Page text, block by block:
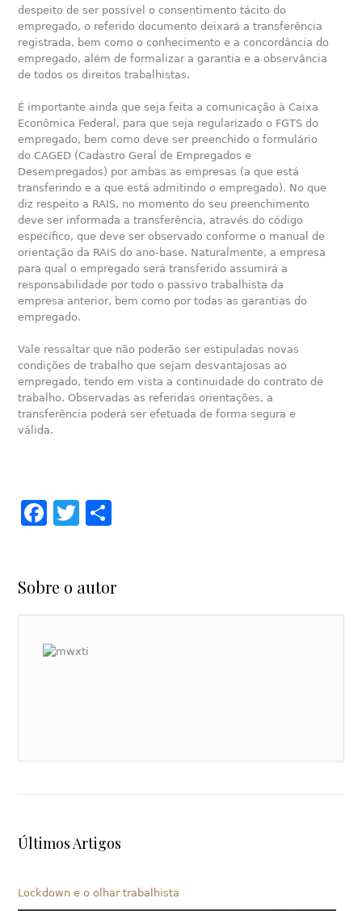
despeito de ser possível o consentimento tácito do
empregado, o referido documento deixará a transferência
registrada, bem como o conhecimento e a concordância do
empregado, além de formalizar a garantia e a observância
de todos os direitos trabalhistas.
É importante ainda que seja feita a comunicação à Caixa
Econômica Federal, para que seja regularizado o FGTS do
empregado, bem como deve ser preenchido o formulário
do CAGED (Cadastro Geral de Empregados e
Desempregados) por ambas as empresas (a que está
transferindo e a que está admitindo o empregado). No que
diz respeito a RAIS, no momento do seu preenchimento
deve ser informada a transferência, através do código
específico, que deve ser observado conforme o manual de
orientação da RAIS do ano-base. Naturalmente, a empresa
para qual o empregado será transferido assumirá a
responsabilidade por todo o passivo trabalhista da
empresa anterior, bem como por todas as garantias do
empregado.
Vale ressaltar que não poderão ser estipuladas novas
condições de trabalho que sejam desvantajosas ao
empregado, tendo em vista a continuidade do contrato de
trabalho. Observadas as referidas orientações, a
transferência poderá ser efetuada de forma segura e
válida.
Facebook
Twitter
Sobre o autor
Últimos Artigos
Lockdown e o olhar trabalhista